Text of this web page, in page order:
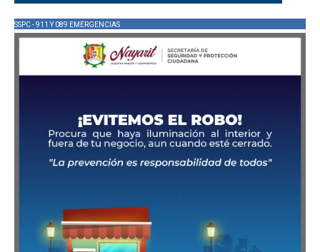
SSPC - 911 Y 089 EMERGENCIAS